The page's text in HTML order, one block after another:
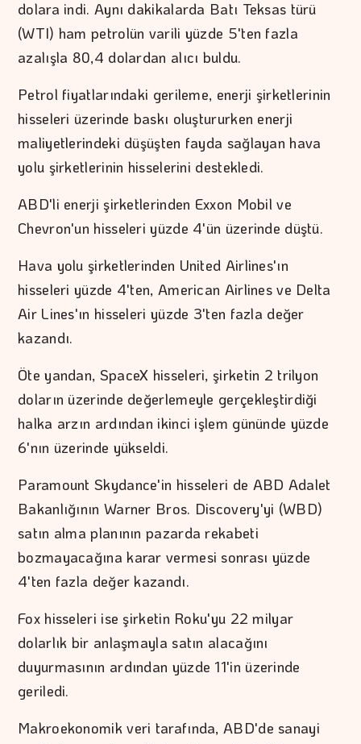
dolara indi. Aynı dakikalarda Batı Teksas türü
(WTI) ham petrolün varili yüzde 5'ten fazla
azalışla 80,4 dolardan alıcı buldu.
Petrol fiyatlarındaki gerileme, enerji şirketlerinin
hisseleri üzerinde baskı oluştururken enerji
maliyetlerindeki düşüşten fayda sağlayan hava
yolu şirketlerinin hisselerini destekledi.
ABD'li enerji şirketlerinden Exxon Mobil ve
Chevron'un hisseleri yüzde 4'ün üzerinde düştü.
Hava yolu şirketlerinden United Airlines'ın
hisseleri yüzde 4'ten, American Airlines ve Delta
Air Lines'ın hisseleri yüzde 3'ten fazla değer
kazandı.
Öte yandan, SpaceX hisseleri, şirketin 2 trilyon
doların üzerinde değerlemeyle gerçekleştirdiği
halka arzın ardından ikinci işlem gününde yüzde
6'nın üzerinde yükseldi.
Paramount Skydance'in hisseleri de ABD Adalet
Bakanlığının Warner Bros. Discovery'yi (WBD)
satın alma planının pazarda rekabeti
bozmayacağına karar vermesi sonrası yüzde
4'ten fazla değer kazandı.
Fox hisseleri ise şirketin Roku'yu 22 milyar
dolarlık bir anlaşmayla satın alacağını
duyurmasının ardından yüzde 11'in üzerinde
geriledi.
Makroekonomik veri tarafında, ABD'de sanayi